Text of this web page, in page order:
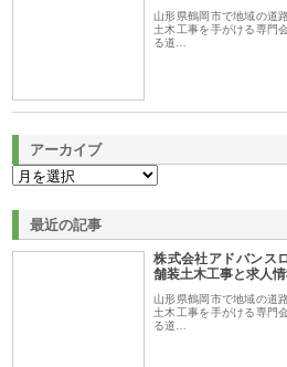
山形県鶴岡市で地域の道
土木工事を手がける専門
る道…
アーカイブ
最近の記事
株式会社アドバンス
舗装土木工事と求人
山形県鶴岡市で地域の道
土木工事を手がける専門
る道…